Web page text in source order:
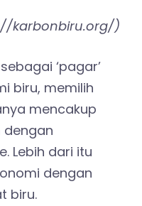
karbonbiru.org/)
‘pagar’
biru, memilih
mencakup
dengan
Lebih dari itu
dengan
biru.